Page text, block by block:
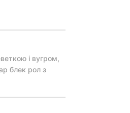
і вугром,
блек рол з